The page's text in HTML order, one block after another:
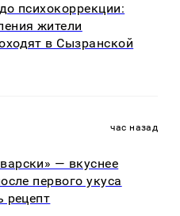
психокоррекции:
жители
в Сызранской
час назад
— вкуснее
первого укуса
рецепт